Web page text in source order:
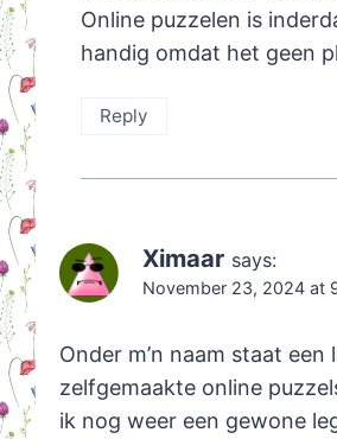
Online puzzelen is
handig omdat het geen
Reply
Ximaar says:
November 23, 2024 at
Onder m’n naam staat een
zelfgemaakte online
ik nog weer een gewone